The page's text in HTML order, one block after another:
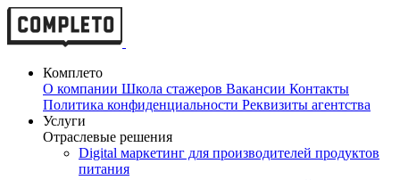
Комплето
О компании Школа стажеров Вакансии Контакты
Политика конфиденциальности Реквизиты агентства
Услуги
Отраслевые решения
Digital маркетинг для производителей продуктов
питания